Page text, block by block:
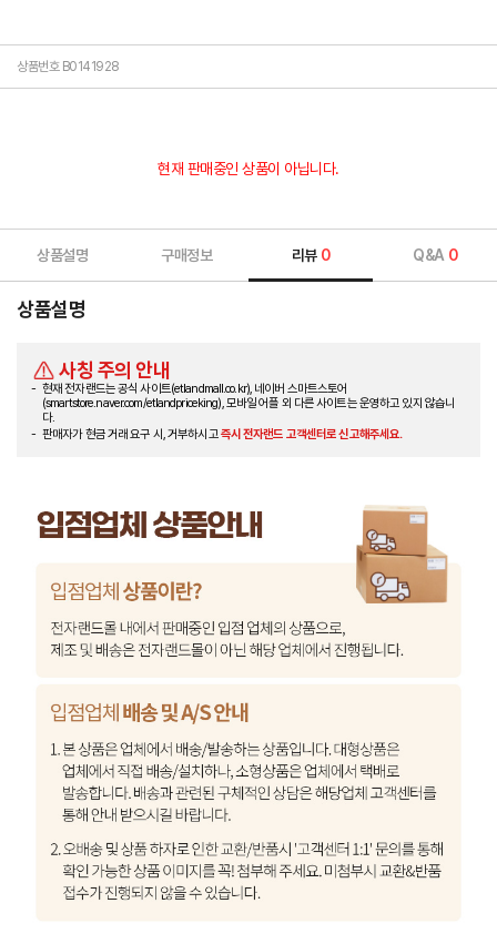
상품번호 B0141928
현재 판매중인 상품이 아닙니다.
상품설명 구매정보 리뷰 0 Q&A 0
상품설명
사칭 주의 안내
현재 전자랜드는 공식 사이트(etlandmall.co.kr), 네이버 스마트스토어
(smartstore.naver.com/etlandpriceking), 모바일 어플 외 다른 사이트는 운영하고 있지 않습니
다.
판매자가 현금 거래 요구 시, 거부하시고즉시 전자랜드 고객센터로 신고해주세요.